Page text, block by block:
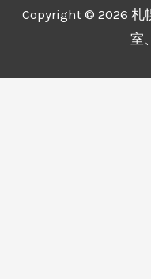
Copyright © 2026 札
室